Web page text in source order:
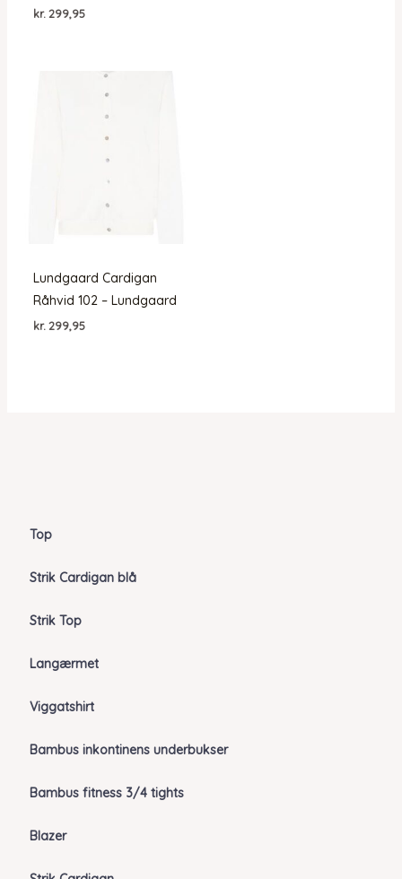
Top
Strik Cardigan blå
Strik Top
Langærmet
Viggatshirt
Bambus inkontinens underbukser
Bambus fitness 3/4 tights
Blazer
kr. 299,95
Lundgaard Cardigan
Råhvid 102 – Lundgaard
kr. 299,95